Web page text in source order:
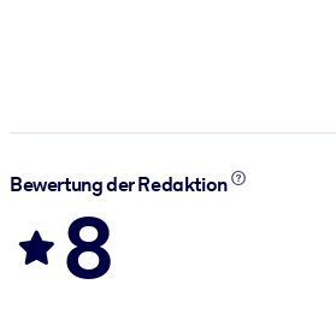
Bewertung der Redaktion
8